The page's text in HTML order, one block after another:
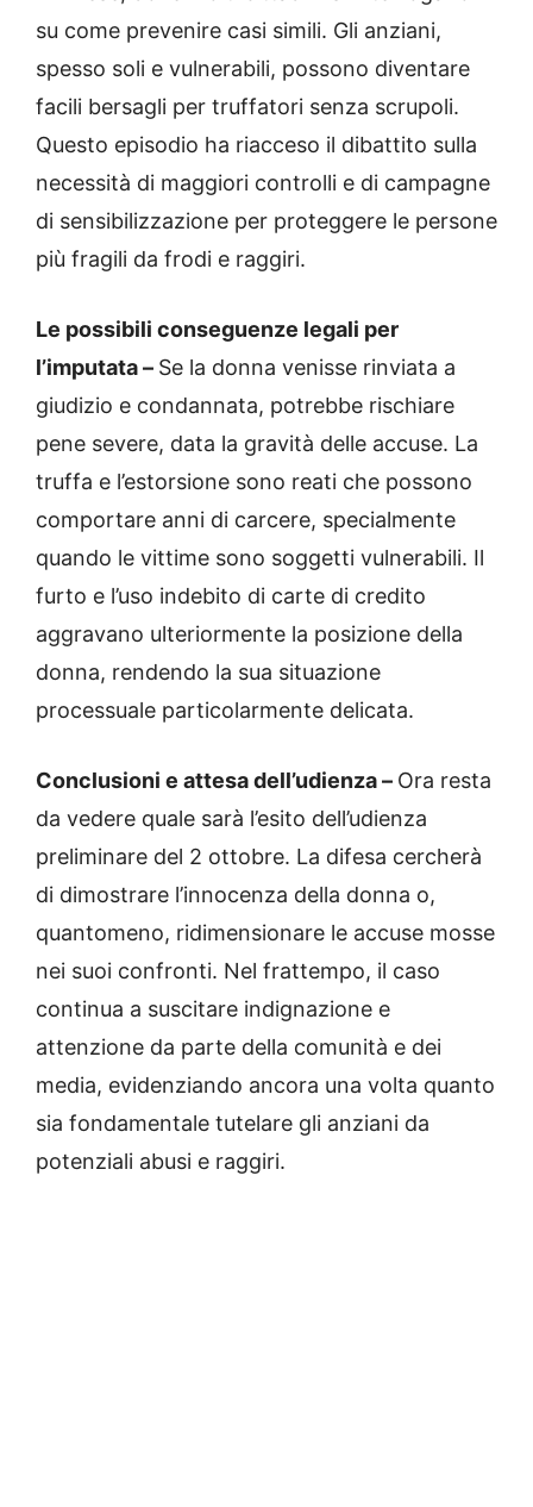
su come prevenire casi simili. Gli anziani,
spesso soli e vulnerabili, possono diventare
facili bersagli per truffatori senza scrupoli.
Questo episodio ha riacceso il dibattito sulla
necessità di maggiori controlli e di campagne
di sensibilizzazione per proteggere le persone
più fragili da frodi e raggiri.
Le possibili conseguenze legali per
l’imputata – Se la donna venisse rinviata a
giudizio e condannata, potrebbe rischiare
pene severe, data la gravità delle accuse. La
truffa e l’estorsione sono reati che possono
comportare anni di carcere, specialmente
quando le vittime sono soggetti vulnerabili. Il
furto e l’uso indebito di carte di credito
aggravano ulteriormente la posizione della
donna, rendendo la sua situazione
processuale particolarmente delicata.
Conclusioni e attesa dell’udienza – Ora resta
da vedere quale sarà l’esito dell’udienza
preliminare del 2 ottobre. La difesa cercherà
di dimostrare l’innocenza della donna o,
quantomeno, ridimensionare le accuse mosse
nei suoi confronti. Nel frattempo, il caso
continua a suscitare indignazione e
attenzione da parte della comunità e dei
media, evidenziando ancora una volta quanto
sia fondamentale tutelare gli anziani da
potenziali abusi e raggiri.